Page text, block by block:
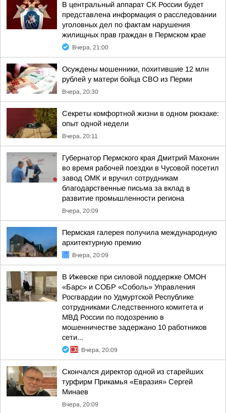
В центральный аппарат СК России будет
представлена информация о расследовании
уголовных дел по фактам нарушения
жилищных прав граждан в Пермском крае
Вчера, 21:00
Осуждены мошенники, похитившие 12 млн
рублей у матери бойца СВО из Перми
Вчера, 20:30
Секреты комфортной жизни в одном рюкзаке:
опыт одной недели
Вчера, 20:11
Губернатор Пермского края Дмитрий Махонин
во время рабочей поездки в Чусовой посетил
завод ОМК и вручил сотрудникам
благодарственные письма за вклад в
развитие промышленности региона
Вчера, 20:09
Пермская галерея получила международную
архитектурную премию
Вчера, 20:09
В Ижевске при силовой поддержке ОМОН
«Барс» и СОБР «Соболь» Управления
Росгвардии по Удмуртской Республике
сотрудниками Следственного комитета и
МВД России по подозрению в
мошенничестве задержано 10 работников
сети...
Вчера, 20:09
Скончался директор одной из старейших
турфирм Прикамья «Евразия» Сергей
Минаев
Вчера, 20:09